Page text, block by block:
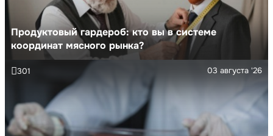
Продуктовый гардероб: кто вы в системе
координат мясного рынка?
03 августа '26
301